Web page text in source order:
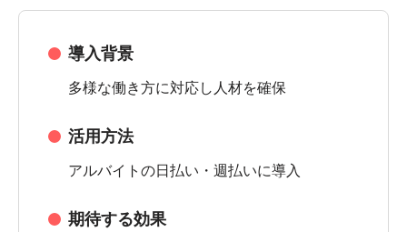
導入背景
多様な働き方に対応し人材を確保
活用方法
アルバイトの日払い・週払いに導入
期待する効果